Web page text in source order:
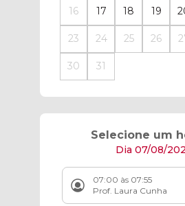
16 17 18 19
23 24 25 26
30 31
Selecione um
Dia 07/08/
07:00 às 07:55
Prof. Laura Cunha